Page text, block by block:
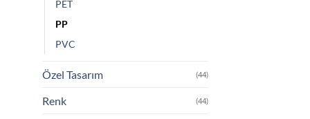
PET
PP
PVC
Özel Tasarım (44)
Renk (44)